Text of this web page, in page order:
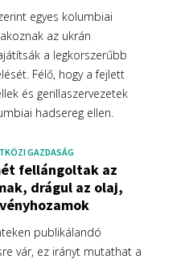
egyes kolumbiai
az ukrán
a legkorszerűbb
Félő, hogy a fejlett
és gerillaszervezetek
hadsereg ellen.
GAZDASÁG
fellángoltak az
drágul az olaj,
publikálandó
vár, ez irányt mutathat a